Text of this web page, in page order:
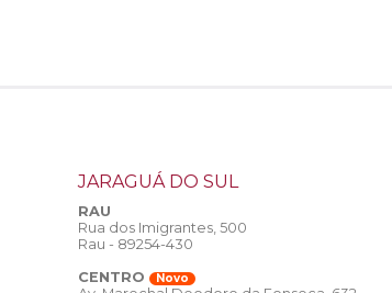
JARAGUÁ DO SUL
RAU
Rua dos Imigrantes, 500
Rau - 89254-430
CENTRO
Novo